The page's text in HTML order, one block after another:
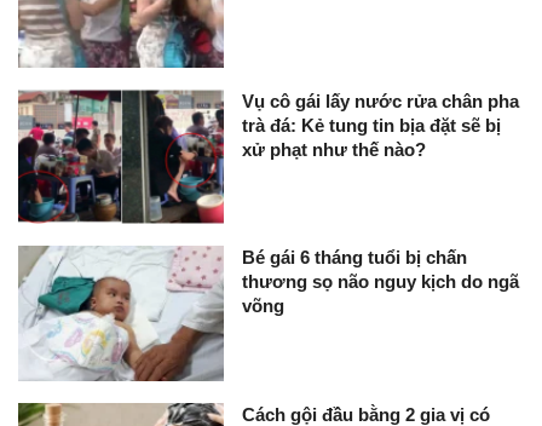
Vụ cô gái lấy nước rửa chân pha
trà đá: Kẻ tung tin bịa đặt sẽ bị
xử phạt như thế nào?
Bé gái 6 tháng tuổi bị chấn
thương sọ não nguy kịch do ngã
võng
Cách gội đầu bằng 2 gia vị có